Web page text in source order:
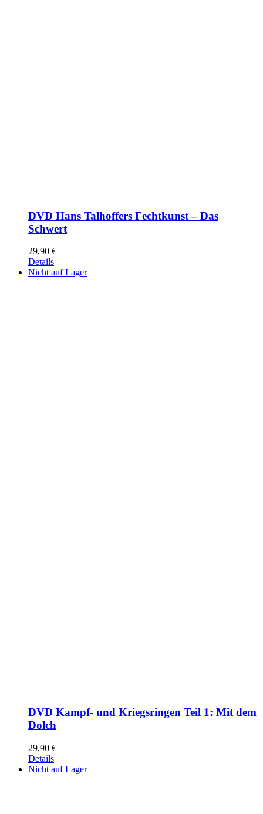
DVD Hans Talhoffers Fechtkunst – Das
Schwert
29,90 €
Details
Nicht auf Lager
DVD Kampf- und Kriegsringen Teil 1: Mit dem
Dolch
29,90 €
Details
Nicht auf Lager